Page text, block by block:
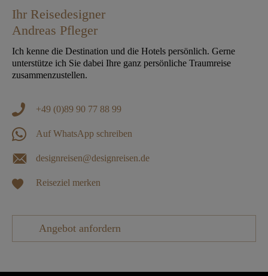
Ihr Reisedesigner
Andreas Pfleger
Ich kenne die Destination und die Hotels persönlich. Gerne
unterstütze ich Sie dabei Ihre ganz persönliche Traumreise
zusammenzustellen.
+49 (0)89 90 77 88 99
Auf WhatsApp schreiben
designreisen@designreisen.de
Reiseziel merken
Angebot anfordern